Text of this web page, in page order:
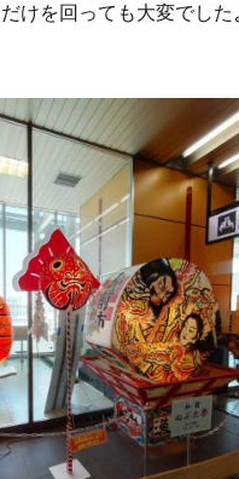
けを回っても大変でした